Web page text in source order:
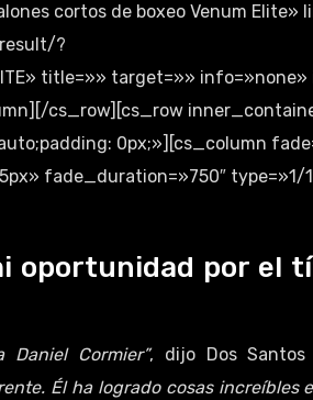
cortos de boxeo Venum Elite»
?
title=»» target=»»
cs_row][cs_row
0px;»][cs_column
fade_duration=»750″ type=»1/
oportunidad por el
Cormier”, dijo Dos Santos
Él ha logrado cosas increíbles